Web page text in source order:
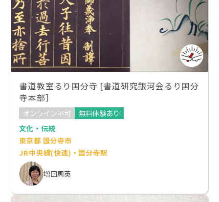
書道教室るり国分寺 [書道研究銀河会るり国分
寺本部］
オンライン不可
無料体験あり
文化・伝統
東京都 国分寺市
JR中央線(快速)・国分寺駅
増田周英